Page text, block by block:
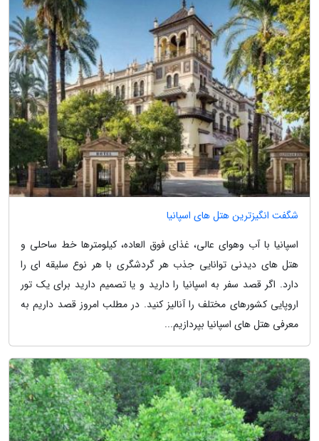
شگفت انگیزترین هتل های اسپانیا
اسپانیا با آب وهوای عالی، غذای فوق العاده، کیلومترها خط ساحلی و
هتل های دیدنی توانایی جذب هر گردشگری با هر نوع سلیقه ای را
دارد. اگر قصد سفر به اسپانیا را دارید و یا تصمیم دارید برای یک تور
اروپایی کشورهای مختلف را آنالیز کنید. در مطلب امروز قصد داریم به
معرفی هتل های اسپانیا بپردازیم...